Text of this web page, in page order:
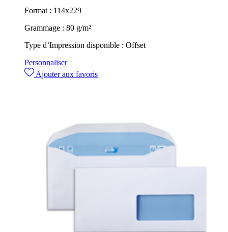
Format : 114x229
Grammage : 80 g/m²
Type d’Impression disponible : Offset
Personnaliser
Ajouter aux favoris